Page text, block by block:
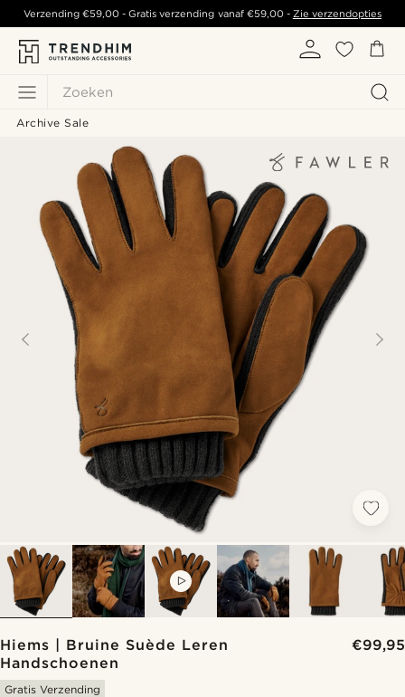
Zoeken
Verzending€59,00 - Gratis verzending vanaf €59,00- Zie verzendopties
Archive Sale
Hiems | Bruine Suède Leren
Handschoenen
€99,95
Gratis Verzending